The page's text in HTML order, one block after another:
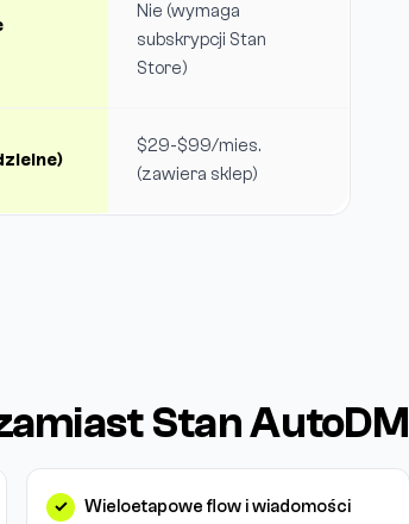
Nie (wymaga
subskrypcji Stan
Store)
$29-$99/mies.
(zawiera sklep)
Stan AutoDM
Wieloetapowe flow i wiadomości